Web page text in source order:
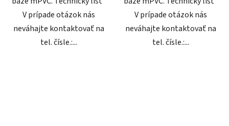
V prípade otázok nás
neváhajte kontaktovať na
tel. čísle.:...
V prípade otázok nás
neváhajte kontaktovať na
tel. čísle.:...